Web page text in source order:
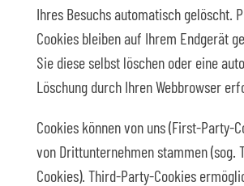
Ihres Besuchs automatisch gelöscht.
Cookies bleiben auf Ihrem Endgerät
Sie diese selbst löschen oder eine
Löschung durch Ihren Webbrowser
Cookies können von uns (First-Party-
von Drittunternehmen stammen (sog.
Cookies). Third-Party-Cookies